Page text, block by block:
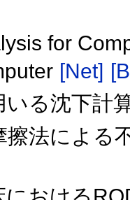
for
[Net]
いる沈下計
法による